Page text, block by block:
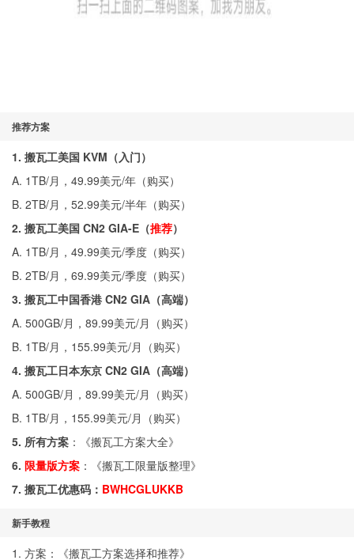
推荐方案
1. 搬瓦工美国 KVM（入门）
A. 1TB/月，49.99美元/年（购买）
B. 2TB/月，52.99美元/半年（购买）
2. 搬瓦工美国 CN2 GIA-E（推荐）
A. 1TB/月，49.99美元/季度（购买）
B. 2TB/月，69.99美元/季度（购买）
3. 搬瓦工中国香港 CN2 GIA（高端）
A. 500GB/月，89.99美元/月（购买）
B. 1TB/月，155.99美元/月（购买）
4. 搬瓦工日本东京 CN2 GIA（高端）
A. 500GB/月，89.99美元/月（购买）
B. 1TB/月，155.99美元/月（购买）
5. 所有方案 ：《搬瓦工方案大全》
6. 限量版方案 ：《搬瓦工限量版整理》
7. 搬瓦工优惠码： BWHCGLUKKB
新手教程
1. 方案：《搬瓦工方案选择和推荐》